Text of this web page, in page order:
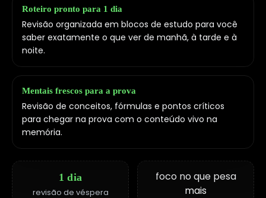
Roteiro pronto para 1 dia
Revisão organizada em blocos de estudo para você
saber exatamente o que ver de manhã, à tarde e à
noite.
Mentais frescos para a prova
Revisão de conceitos, fórmulas e pontos críticos
para chegar na prova com o conteúdo vivo na
memória.
1 dia
revisão de véspera
foco no que pesa
mais